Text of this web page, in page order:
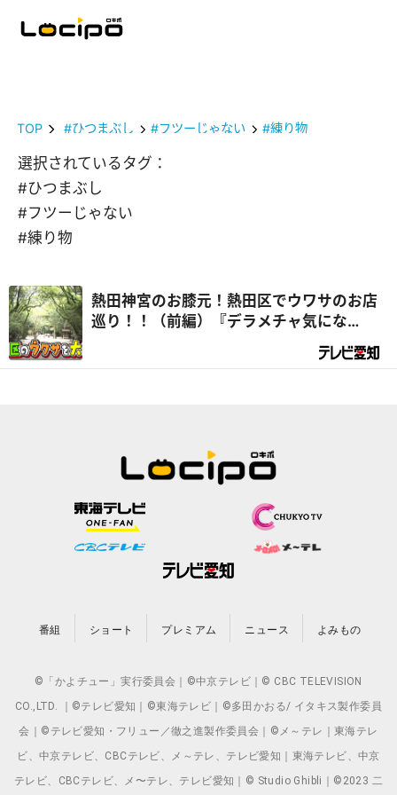
TOP #ひつまぶし #フツーじゃない #練り物
選択されているタグ：
#ひつまぶし
#フツーじゃない
#練り物
熱田神宮のお膝元！熱田区でウワサのお店
巡り！！（前編）『デラメチャ気にな
番組 ショート プレミアム ニュース よみもの
©「かよチュー」実行委員会｜©中京テレビ｜© CBC TELEVISION
CO.,LTD. ｜©テレビ愛知｜©東海テレビ｜©多田かおる/ イタキス製作委員
会｜©テレビ愛知・フリュー／徹之進製作委員会｜©メ～テレ｜東海テレ
ビ、中京テレビ、CBCテレビ、メ～テレ、テレビ愛知｜東海テレビ、中京
テレビ、CBCテレビ、メ〜テレ、テレビ愛知｜© Studio Ghibli｜©2023 二